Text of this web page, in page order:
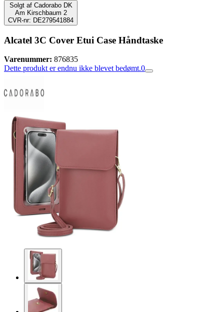
Solgt af Cadorabo DK
Am Kirschbaum 2
CVR-nr: DE279541884
Alcatel 3C Cover Etui Case Håndtaske
Varenummer: 876835
Dette produkt er endnu ikke blevet bedømt.0